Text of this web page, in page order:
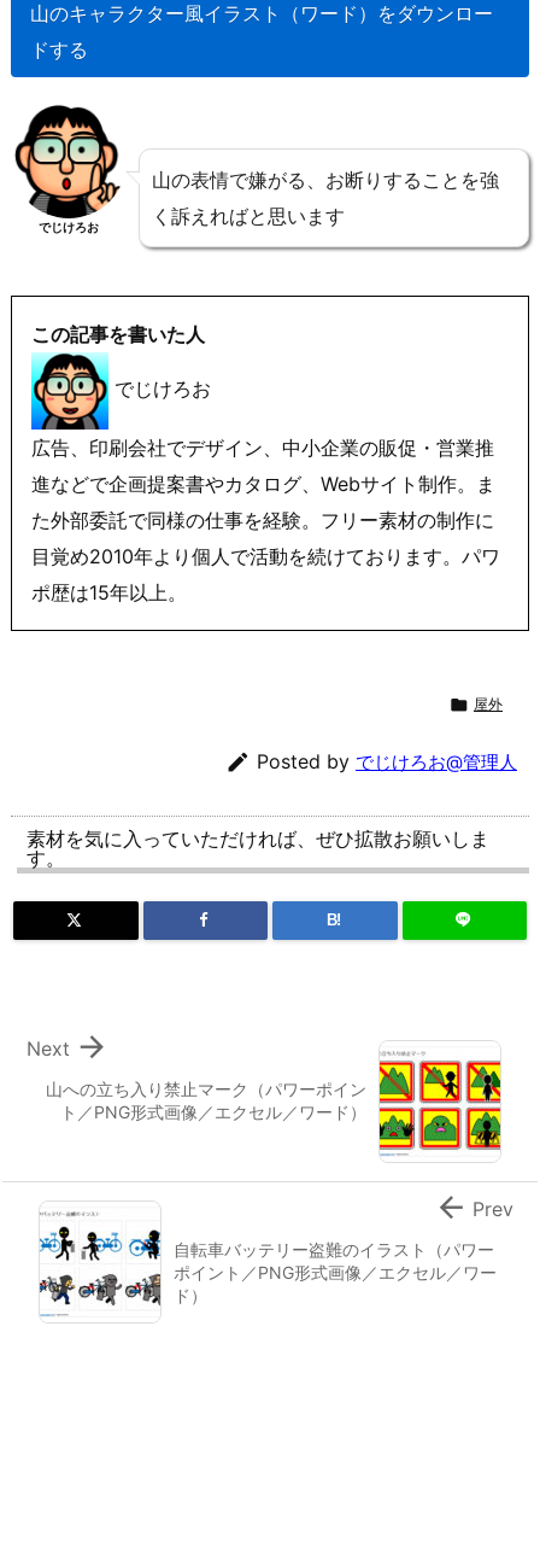
山のキャラクター風イラスト（ワード）をダウンロー
ドする
でじけろお
山の表情で嫌がる、お断りすることを強
く訴えればと思います
この記事を書いた人
でじけろお
広告、印刷会社でデザイン、中小企業の販促・営業推
進などで企画提案書やカタログ、Webサイト制作。ま
た外部委託で同様の仕事を経験。フリー素材の制作に
目覚め2010年より個人で活動を続けております。パワ
ポ歴は15年以上。
 屋外
 Posted by でじけろお@管理人
素材を気に入っていただければ、ぜひ拡散お願いしま
す。
B!
山への立ち入り禁止マーク（パワーポイン
ト／PNG形式画像／エクセル／ワード）

Next
自転車バッテリー盗難のイラスト（パワー
ポイント／PNG形式画像／エクセル／ワー
ド）
 Prev